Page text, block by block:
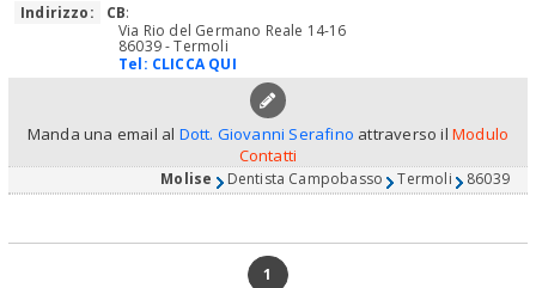
Indirizzo:
CB:
Via Rio del Germano Reale 14-16
86039 - Termoli
Tel: CLICCA QUI
Manda una email al Dott. Giovanni Serafino attraverso ilModulo
Contatti
Molise Dentista Campobasso Termoli 86039
1